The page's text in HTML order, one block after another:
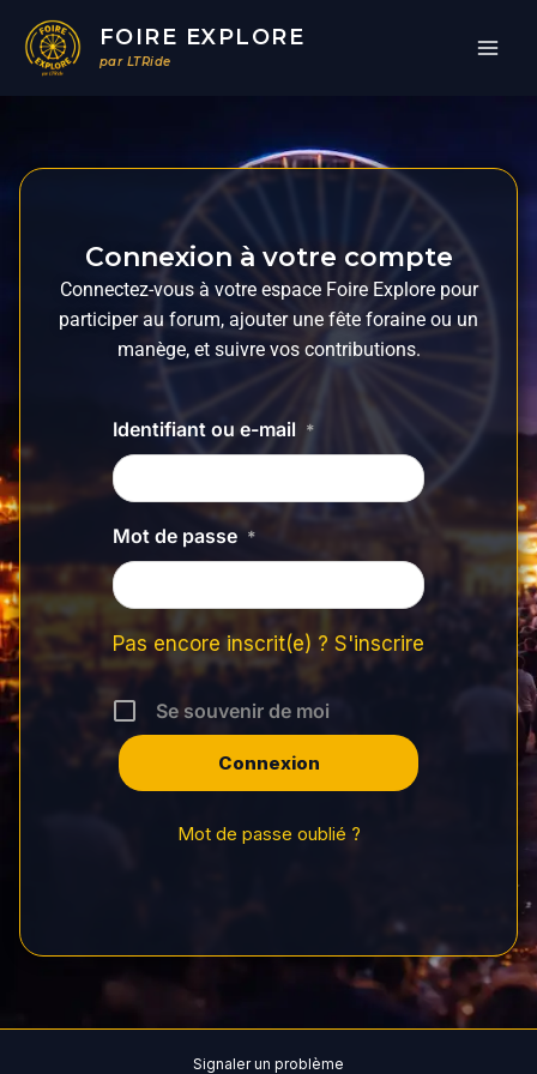
contenu
FOIRE EXPLORE
par LTRide
Connexion à votre compte
Connectez-vous à votre espace Foire Explore pour
participer au forum, ajouter une fête foraine ou un
manège, et suivre vos contributions.
Identifiant ou e-mail *
Mot de passe *
Pas encore inscrit(e) ? S'inscrire
Se souvenir de moi
Mot de passe oublié ?
Signaler un problème